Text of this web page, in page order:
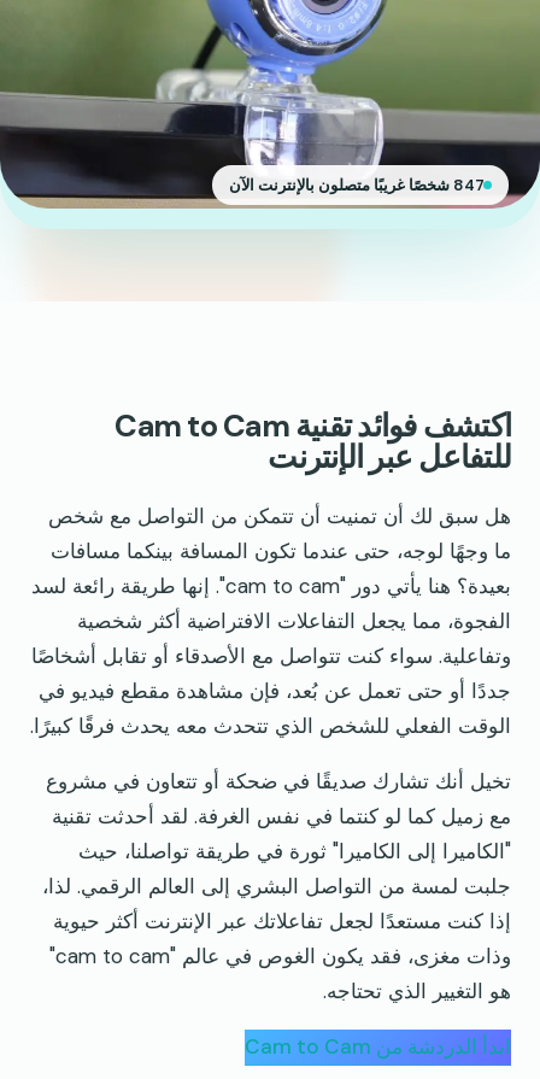
847 شخصًا غريبًا متصلون بالإنترنت الآن
اكتشف فوائد تقنية Cam to Cam
للتفاعل عبر الإنترنت
هل سبق لك أن تمنيت أن تتمكن من التواصل مع شخص
ما وجهًا لوجه، حتى عندما تكون المسافة بينكما مسافات
بعيدة؟ هنا يأتي دور "cam to cam". إنها طريقة رائعة لسد
الفجوة، مما يجعل التفاعلات الافتراضية أكثر شخصية
وتفاعلية. سواء كنت تتواصل مع الأصدقاء أو تقابل أشخاصًا
جددًا أو حتى تعمل عن بُعد، فإن مشاهدة مقطع فيديو في
الوقت الفعلي للشخص الذي تتحدث معه يحدث فرقًا كبيرًا.
تخيل أنك تشارك صديقًا في ضحكة أو تتعاون في مشروع
مع زميل كما لو كنتما في نفس الغرفة. لقد أحدثت تقنية
"الكاميرا إلى الكاميرا" ثورة في طريقة تواصلنا، حيث
جلبت لمسة من التواصل البشري إلى العالم الرقمي. لذا،
إذا كنت مستعدًا لجعل تفاعلاتك عبر الإنترنت أكثر حيوية
وذات مغزى، فقد يكون الغوص في عالم "cam to cam"
هو التغيير الذي تحتاجه.
ابدأ الدردشة من Cam to Cam